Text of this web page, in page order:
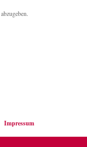
Impressum